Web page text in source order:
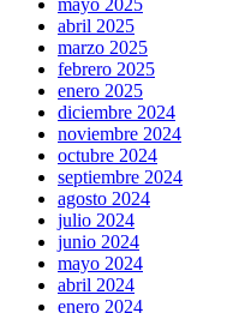
mayo 2025
abril 2025
marzo 2025
febrero 2025
enero 2025
diciembre 2024
noviembre 2024
octubre 2024
septiembre 2024
agosto 2024
julio 2024
junio 2024
mayo 2024
abril 2024
enero 2024